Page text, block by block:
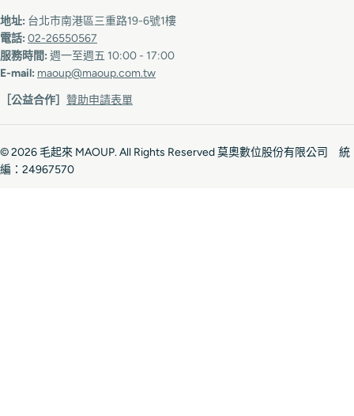
地址: 台北市南港區三重路19-6號1樓
電話: 02-26550567
服務時間: 週一至週五 10:00 - 17:00
E-mail: maoup@maoup.com.tw
［公益合作］ 贊助申請表單
© 2026 毛起來 MAOUP. All Rights Reserved 莫奧數位股份有限公司 統
編：24967570